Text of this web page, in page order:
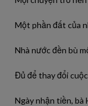
Một phần đất của
Nhà nước đền bù
Đủ để thay đổi
Ngày nhận tiền, bà